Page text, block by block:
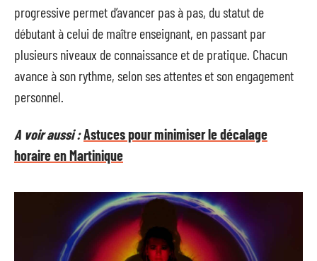
progressive permet d’avancer pas à pas, du statut de
débutant à celui de maître enseignant, en passant par
plusieurs niveaux de connaissance et de pratique. Chacun
avance à son rythme, selon ses attentes et son engagement
personnel.
A voir aussi :Astuces pour minimiser le décalage
horaire en Martinique